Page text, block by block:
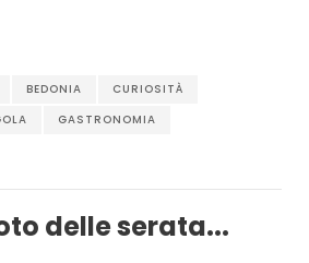
BEDONIA
CURIOSITÀ
GASTRONOMIA
delle serata...